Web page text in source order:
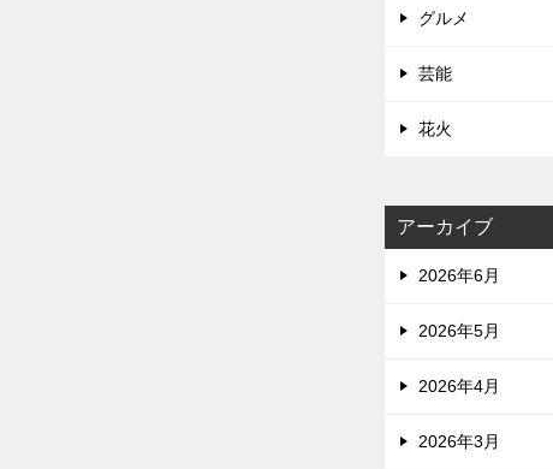
グルメ
芸能
花火
アーカイブ
2026年6月
2026年5月
2026年4月
2026年3月